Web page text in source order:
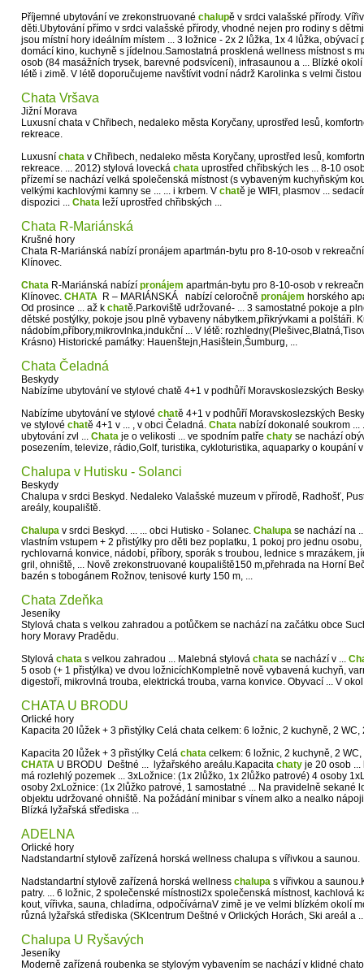
Příjemné ubytování ve zrekonstruované chalupě v srdci valašské přírody.
děti.Ubytování přímo v srdci valašské přírody, vhodné nejen pro rodiny s
jsou místní hory ideálním místem ... 3 ložnice - 2x 2 lůžka, 1x 4 lůžka, obývací
domácí kino, kuchyně s jídelnou.Samostatná prosklená wellness místnost s
osob (84 masážních trysek, barevné podsvícení), infrasaunou a ... Blízké
létě i zimě. V létě doporučujeme navštívit vodní nádrž Karolinka s velmi
Chata Vršava
Jižní Morava
Luxusní chata v Chřibech, nedaleko města Koryčany, uprostřed lesů,
rekreace.
Luxusní chata v Chřibech, nedaleko města Koryčany, uprostřed lesů,
rekreace. ... 2012) stylová lovecká chata uprostřed chřibských les ... 8-10
přízemí se nachází velká společenská místnost (s vybaveným kuchyňským
velkými kachlovými kamny se ... ... i krbem. V chatě je WIFI, plasmov ...
dispozici ... Chata leží uprostřed chřibských ...
Chata R-Mariánská
Krušné hory
Chata R-Mariánská nabízí pronájem apartmán-bytu pro 8-10-osob v
Klínovec.
Chata R-Mariánská nabízí pronájem apartmán-bytu pro 8-10-osob v
Klínovec. CHATA R – MARIÁNSKÁ nabízí celoročně pronájem horského
Od prosince ... až k chatě.Parkoviště udržované- ... 3 samostatné pokoje a
dětské postýlky, pokoje jsou plně vybaveny nábytkem,přikrývkami a polštáři.
nádobím,příbory,mikrovlnka,indukční ... V létě:
Krásno) Historické památky: Hauenštejn,Hasištein,Šumburg, ...
Chata Čeladná
Beskydy
Nabízíme ubytování ve stylové chatě 4+1 v podhůří Moravskoslezských
Nabízíme ubytování ve stylové chatě 4+1 v podhůří Moravskoslezských
ve stylové chatě 4+1 v ... , v obci Čeladná. Chata nabízí dokonalé soukrom
ubytování zvl ... Chata je o velikosti ... ve spodním patře chaty se nachází
posezením, televize, rádio,Golf, turistika, cykloturistika, aquaparky o koupání
Chalupa v Hutisku - Solanci
Beskydy
Chalupa v srdci Beskyd. Nedaleko Valašské muzeum v přírodě, Radhošť,
areály, koupaliště.
Chalupa v srdci Beskyd. ... ... obci Hutisko - Solanec. Chalupa se nachází na
vlastním vstupem + 2 přistýlky pro děti bez poplatku, 1 pokoj pro jednu
rychlovarná konvice, nádobí, příbory, sporák s troubou, lednice s mrazákem,
gril, ohniště, ... Nově zrekonstruované koupaliště150 m,přehrada na Horní
bazén s tobogánem Rožnov, tenisové kurty 150 m, ...
Chata Zdeňka
Jeseníky
Stylová chata s velkou zahradou a potůčkem se nachází na začátku obce
hory Moravy Pradědu.
Stylová chata s velkou zahradou ... Malebná stylová chata se nachází v ...
5 osob (+ 1 přistýlka) ve dvou ložnicíchKompletně nově vybavená kuchyň,
digestoří, mikrovlná trouba, elektrická trouba, varna konvice. Obyvací ... V
CHATA U BRODU
Orlické hory
Kapacita 20 lůžek + 3 přistýlky Celá chata celkem: 6 ložnic, 2 kuchyně, 2
Kapacita 20 lůžek + 3 přistýlky Celá chata celkem: 6 ložnic, 2 kuchyně, 2
CHATA U BRODU Deštné ... lyžařského areálu.Kapacita chaty je 20 osob ...
má rozlehlý pozemek ... 3xLožnice: (1x 2lůžko, 1x 2lůžko patrové) 4 osoby
osoby 2xLožnice: (1x 2lůžko patrové, 1 samostatné ... Na pravidelně sekané
objektu udržované ohniště. Na požádání minibar s vínem alko a nealko
Blízká lyžařská střediska ...
ADELNA
Orlické hory
Nadstandartní stylově zařízená horská wellness chalupa s vířivkou a saunou.
Nadstandartní stylově zařízená horská wellness chalupa s vířivkou a
patry. ... 6 ložnic, 2 společenské místnosti2x společenská místnost, kachlová
kout, vířivka, sauna, chladírna, odpočívárnaV zimě je ve velmi blízkém okolí
různá lyžařská střediska (SKIcentrum Deštné v Orlických Horách, Ski areál a
Chalupa U Ryšavých
Jeseníky
Moderně zařízená roubenka se stylovým vybavením se nachází v klidné